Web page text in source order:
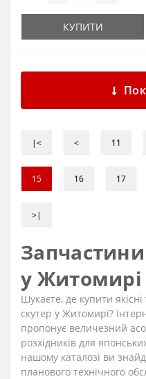
КУПИТИ
|< < 11
15 16 17
>|
у Житомирі
Шукаєте, де купити
скутер у Житомирі?
пропонує величезний
розхідників для
нашому каталозі ви
планового технічного